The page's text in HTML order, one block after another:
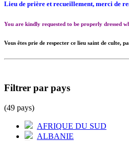
Lieu de prière et recueillement, merci de
You are kindly requested to be properly dressed
Vous êtes prie de respecter ce lieu saint de culte,
Filtrer par pays
(49 pays)
AFRIQUE DU SUD
ALBANIE